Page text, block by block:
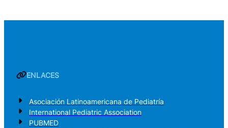
ENLACES
Asociación Latinoamericana de Pediatría
International Pediatric Association
PUBMED